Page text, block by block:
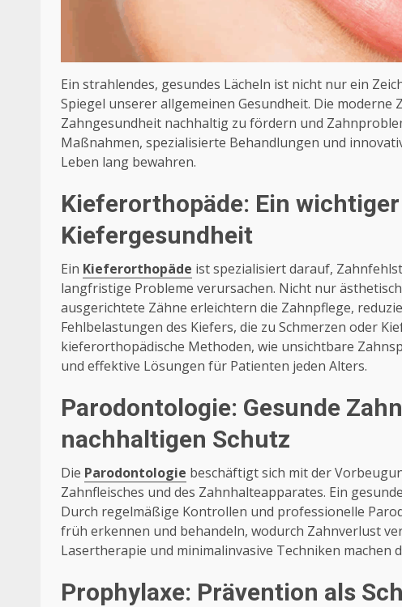
Ein strahlendes, gesundes Lächeln ist nicht nur ein
Spiegel unserer allgemeinen Gesundheit. Die
Zahngesundheit nachhaltig zu fördern und
Maßnahmen, spezialisierte Behandlungen und
Leben lang bewahren.
Kieferorthopäde: Ein
Kiefergesundheit
Ein Kieferorthopäde ist spezialisiert darauf,
langfristige Probleme verursachen. Nicht nur
ausgerichtete Zähne erleichtern die Zahnpflege,
Fehlbelastungen des Kiefers, die zu Schmerzen oder
kieferorthopädische Methoden, wie unsichtbare
und effektive Lösungen für Patienten jeden Alters.
Parodontologie: Gesunde
nachhaltigen Schutz
Die Parodontologie beschäftigt sich mit der
Zahnfleisches und des Zahnhalteapparates. Ein
Durch regelmäßige Kontrollen und professionelle
früh erkennen und behandeln, wodurch Zahnverlust
Lasertherapie und minimalinvasive Techniken machen
Prophylaxe: Prävention als